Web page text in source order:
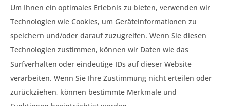
Um Ihnen ein optimales Erlebnis zu bieten, verwenden wir
Technologien wie Cookies, um Geräteinformationen zu
speichern und/oder darauf zuzugreifen. Wenn Sie diesen
Technologien zustimmen, können wir Daten wie das
Surfverhalten oder eindeutige IDs auf dieser Website
verarbeiten. Wenn Sie Ihre Zustimmung nicht erteilen oder
zurückziehen, können bestimmte Merkmale und
Ausgabetheke
Ausführung: März 2025–Mai 2025